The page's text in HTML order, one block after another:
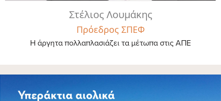
Στέλιος Λουμάκης
Πρόεδρος ΣΠΕΦ
Η άργητα πολλαπλασιάζει τα μέτωπα στις ΑΠΕ